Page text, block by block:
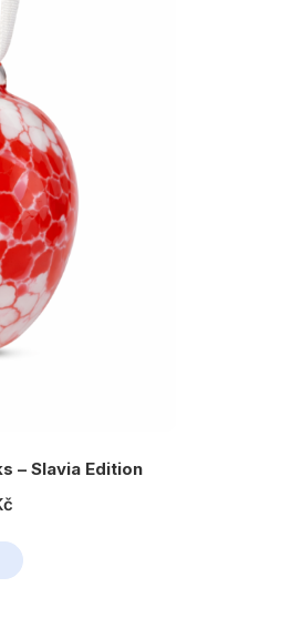
– Slavia Edition